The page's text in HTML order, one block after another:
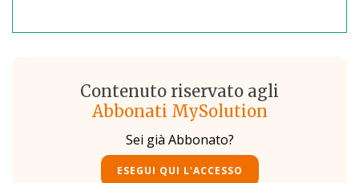
Contenuto riservato agli
Abbonati MySolution
Sei già Abbonato?
ESEGUI QUI L'ACCESSO